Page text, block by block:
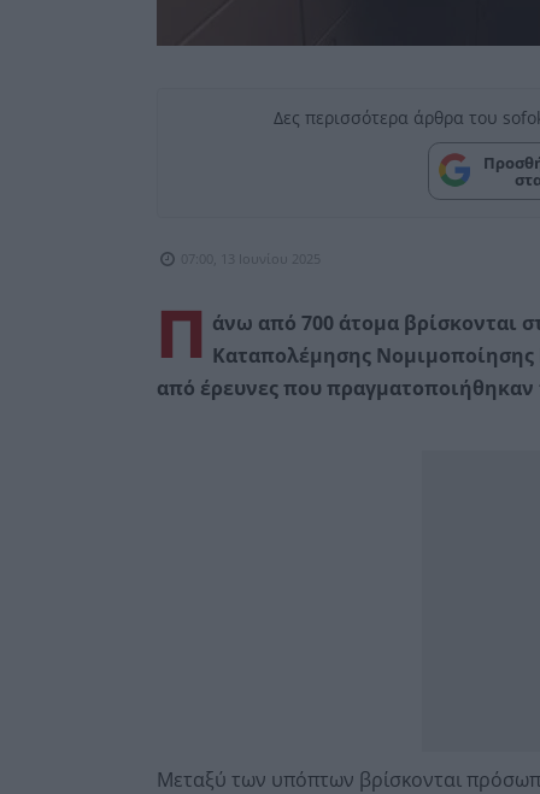
Δες περισσότερα άρθρα του
07:00, 13 Ιουνίου 2025
Π
άνω από 700 άτομα βρίσκονται
Καταπολέμησης Νομιμοποίησης
από έρευνες που
Μεταξύ των υπόπτων βρίσκονται